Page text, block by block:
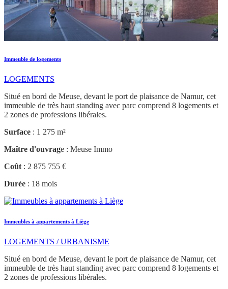
Immeuble de logements
LOGEMENTS
Situé en bord de Meuse, devant le port de plaisance de Namur, cet
immeuble de très haut standing avec parc comprend 8 logements et
2 zones de professions libérales.
Surface : 1 275 m²
Maître d'ouvrage : Meuse Immo
Coût : 2 875 755 €
Durée : 18 mois
Immeubles à appartements à Liège
LOGEMENTS / URBANISME
Situé en bord de Meuse, devant le port de plaisance de Namur, cet
immeuble de très haut standing avec parc comprend 8 logements et
2 zones de professions libérales.